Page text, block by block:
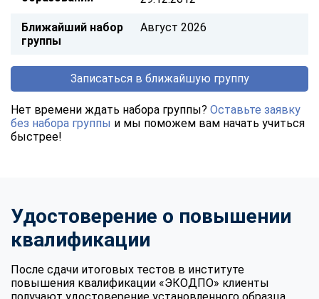
Ближайший набор
группы
Август 2026
Записаться в ближайшую группу
Нет времени ждать набора группы? Оставьте заявку
без набора группы и мы поможем вам начать учиться
быстрее!
Удостоверение о повышении
квалификации
После сдачи итоговых тестов в институте
повышения квалификации «ЭКОДПО» клиенты